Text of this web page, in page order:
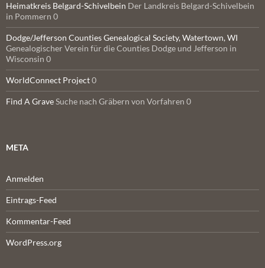
Heimatkreis Belgard-Schivelbein Der Landkreis Belgard-Schivelbein
in Pommern 0
Dodge/Jefferson Counties Genealogical Society, Watertown, WI
Genealogischer Verein für die Counties Dodge und Jefferson in
Wisconsin 0
WorldConnect Project0
Find A GraveSuche nach Gräbern von Vorfahren 0
META
Anmelden
Eintrags-Feed
Kommentar-Feed
WordPress.org